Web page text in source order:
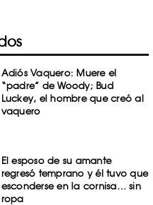
Adiós Vaquero: Muere el
“padre” de Woody; Bud
Luckey, el hombre que creó al
vaquero
El esposo de su amante
regresó temprano y él tuvo que
esconderse en la cornisa… sin
ropa